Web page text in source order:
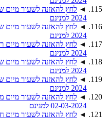
◄
2024 למנינם
◄
2024 למנינם
◄
2024 למנינם
◄
2024 למנינם
◄
2024 למנינם
◄ לחץ להאזנה לשעור
02-03-2024 למנינם
◄